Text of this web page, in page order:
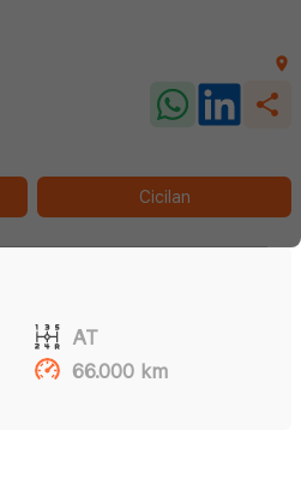
Cicilan
AT
66.000 km